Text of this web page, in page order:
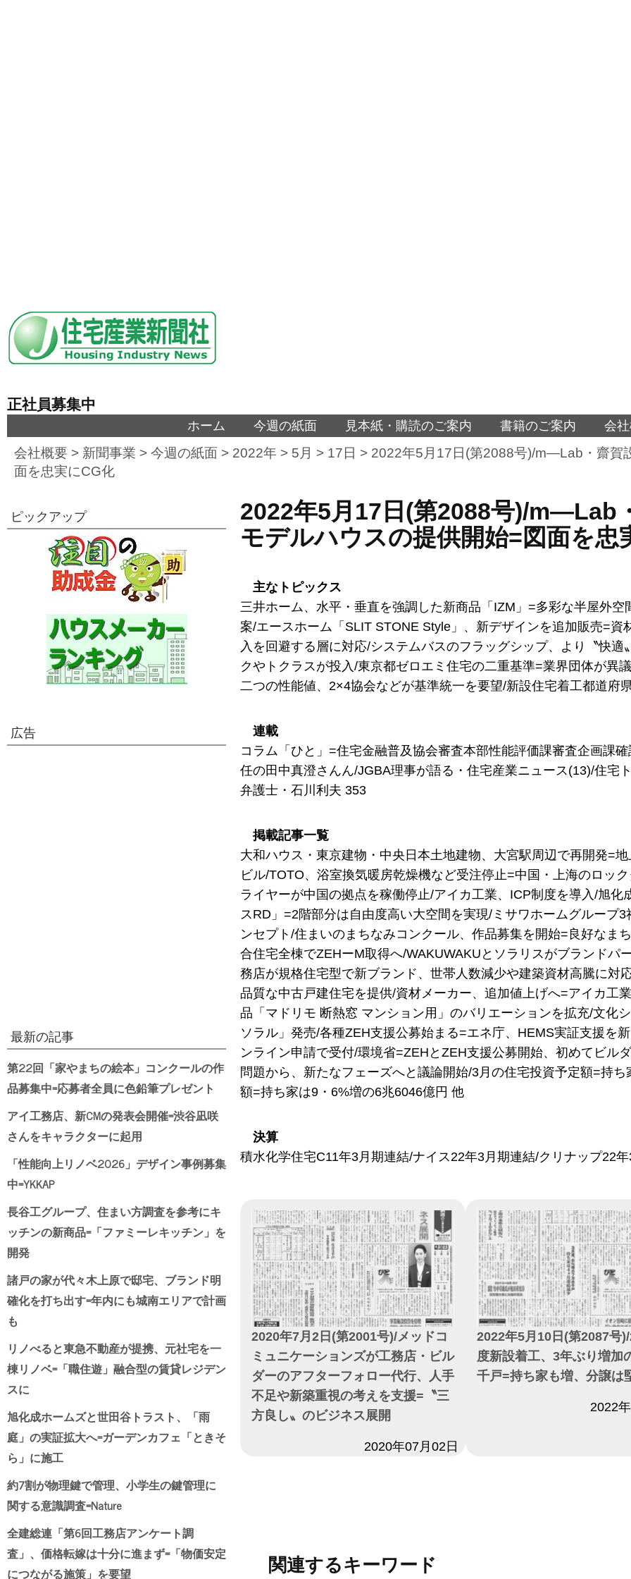
正社員募集中
ホーム 今週の紙面 見本紙・購読のご案内 書籍のご案内 会
会社概要 > 新聞事業 > 今週の紙面 > 2022年 > 5月 > 17日 > 2022年5月17日(第2088号)/m―Lab・齋賀
面を忠実にCG化
2022年5月17日(第2088号)/m―Lab
モデルハウスの提供開始=図面を忠
主なトピックス
三井ホーム、水平・垂直を強調した新商品「IZM」=多彩な半屋外空
案/エースホーム「SLIT STONE Style」、新デザインを追加販売=資
入を回避する層に対応/システムバスのフラッグシップ、より〝快適
クやトクラスが投入/東京都ゼロエミ住宅の二重基準=業界団体が異
二つの性能値、2×4協会などが基準統一を要望/新設住宅着工都道府
連載
コラム「ひと」=住宅金融普及協会審査本部性能評価課審査企画課
任の田中真澄さんん/JGBA理事が語る・住宅産業ニュース(13)/住宅
弁護士・石川利夫 353
掲載記事一覧
大和ハウス・東京建物・中央日本土地建物、大宮駅周辺で再開発=
ビル/TOTO、浴室換気暖房乾燥機など受注停止=中国・上海のロッ
ライヤーが中国の拠点を稼働停止/アイカ工業、ICP制度を導入/旭
スRD」=2階部分は自由度高い大空間を実現/ミサワホームグループ
ンセプト/住まいのまちなみコンクール、作品募集を開始=良好なま
合住宅全棟でZEHーM取得へ/WAKUWAKUとソラリスがブランドパ
務店が規格住宅型で新ブランド、世帯人数減少や建築資材高騰に対
品質な中古戸建住宅を提供/資材メーカー、追加値上げへ=アイカ工
品「マドリモ 断熱窓 マンション用」のバリエーションを拡充/文化
ソラル」発売/各種ZEH支援公募始まる=エネ庁、HEMS実証支援を
ンライン申請で受付/環境省=ZEHとZEH支援公募開始、初めてビル
問題から、新たなフェーズへと議論開始/3月の住宅投資予定額=持
額=持ち家は9・6%増の6兆6046億円 他
決算
積水化学住宅C11年3月期連結/ナイス22年3月期連結/クリナップ22
2020年7月2日(第2001号)/メッドコ
ミュニケーションズが工務店・ビル
ダーのアフターフォロー代行、人手
不足や新築重視の考えを支援=〝三
方良し〟のビジネス展開
2020年07月02日
2022年5月10日(第2087号
度新設着工、3年ぶり増加
千戸=持ち家も増、分譲は
2022
関連するキーワード
ピックアップ
広告
最新の記事
第22回「家やまちの絵本」コンクールの作
品募集中=応募者全員に色鉛筆プレゼント
アイ工務店、新CMの発表会開催=渋谷凪咲
さんをキャラクターに起用
「性能向上リノベ2026」デザイン事例募集
中=YKKAP
長谷工グループ、住まい方調査を参考にキ
ッチンの新商品=「ファミーレキッチン」を
開発
諸戸の家が代々木上原で邸宅、ブランド明
確化を打ち出す=年内にも城南エリアで計画
も
リノべると東急不動産が提携、元社宅を一
棟リノベ=「職住遊」融合型の賃貸レジデン
スに
旭化成ホームズと世田谷トラスト、「雨
庭」の実証拡大へ=ガーデンカフェ「ときそ
ら」に施工
約7割が物理鍵で管理、小学生の鍵管理に
関する意識調査=Nature
全建総連「第6回工務店アンケート調
査」、価格転嫁は十分に進まず=「物価安定
につながる施策」を要望